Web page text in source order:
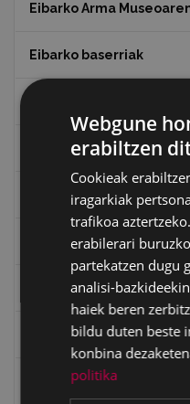
Eibarko Arma
Eibarko baserriak
Eibarko mugarrien
Eibartarren ahotan
Emakumeak
Errepublika
Gerra Zibilaren
Webgune
erabiltzen
Cookieak
iragarkiak
trafikoa
erabilerari
partekatzen dugu
analisi-
haiek beren
bildu duten beste
konbina
politika